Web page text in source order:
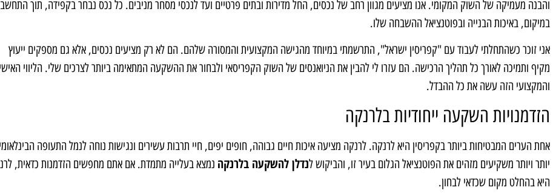
והבנה מעמיקה של השוק המקומי. אנו מציעים מגוון רחב של נכסים, החל מדירות ובתים פרטיים ועד לנכסי מסחר מניבים. כל נכס נבחר בקפידה, תוך
במיקום, באיכות הבנייה ובפוטנציאל ההשבחה שלו.
אני זוכר כשהתחלתי לעבוד עם "קפריסין ישראל", התרשמתי במיוחד מהגישה המקצועית והמסורה שלהם. הם לא רק מציעים נכסים, אלא גם מספקים ייעוץ
מקיף ותמיכה לאורך כל תהליך הרכישה. הם עזרו לי להבין את הניואנסים של השוק הקפריסאי ולבחור את ההשקעה המתאימה ביותר לצרכים שלי. הליווי האישי
והמקצועי הזה עשה את כל ההבדל.
הזדמנויות השקעה ייחודיות בלרנקה
אחת הערים המבטיחות ביותר בקפריסין היא לרנקה. לרנקה מציעה איכות חיים גבוהה, חופים יפים, חיי תרבות עשירים ונגישות נוחה לנמל התעופה
יותר ויותר משקיעים מזהים את הפוטנציאל הגלום בעיר זו, והביקוש לנדלן להשקעה בלרנקה נמצא בעלייה מתמדת. אם אתם מחפשים הזדמנות כדאית,
היא בהחלט מקום שכדאי לבחון.